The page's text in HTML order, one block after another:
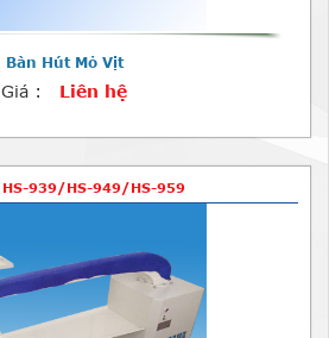
Bàn Hút Mỏ Vịt
Giá : Liên hệ
HS-939/HS-949/HS-959